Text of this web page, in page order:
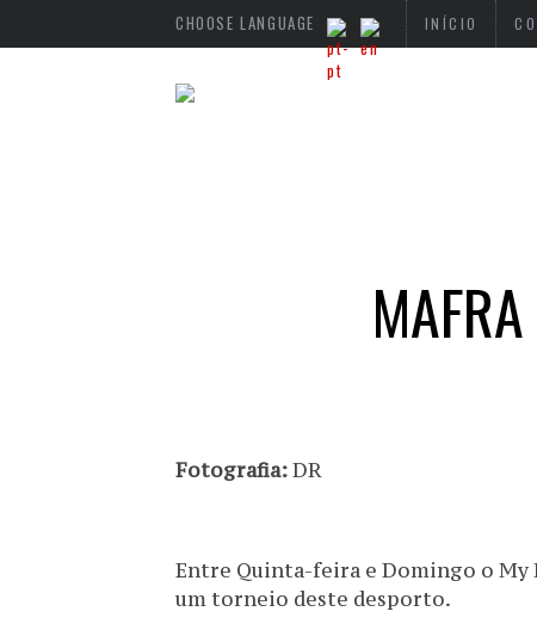
CHOOSE LANGUAGE INÍCIO
Fotografia:DR
Entre Quinta-feira e Domingo o My
um torneio deste desporto.